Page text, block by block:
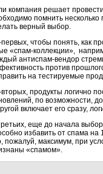
компания решает
помнить
верный выбор.
первых, чтобы понять, как
«спам-коллекции»,
антиспам-вендор
против
на тестируемые
вторых, продукты логично
по возможности,
включает его сразу,
еще до начала
избавить от спама
пожалуй, максимум, при
«спамом».